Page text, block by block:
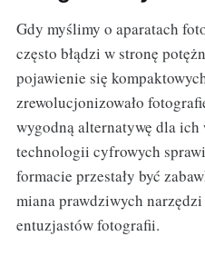
Gdy myślimy o aparatach
często błądzi w stronę
pojawienie się
zrewolucjonizowało
wygodną alternatywę dla
technologii cyfrowych
formacie przestały być
miana prawdziwych
entuzjastów fotografii.